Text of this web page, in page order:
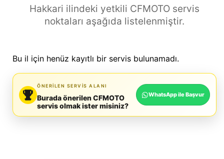
Hakkari ilindeki yetkili CFMOTO servis
noktaları aşağıda listelenmiştir.
Bu il için henüz kayıtlı bir servis bulunamadı.
ÖNERILEN SERVIS ALANI
Burada önerilen CFMOTO
servis olmak ister misiniz?
WhatsApp ile Başvur